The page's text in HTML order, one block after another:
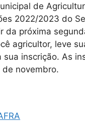
de
2022/2023 do
da próxima
agricultor, leve
sua inscrição. As
de novembro.